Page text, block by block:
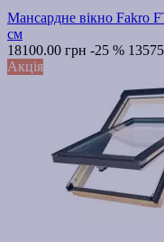
Мансардне вікно Fakro
см
18100.00 грн -25 %
Акція